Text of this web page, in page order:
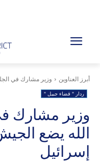
أبرز العناوين وزير مشارك في
ردار " قضاء جبيل "
وزير مشارك
الله يضع
إسرائيل